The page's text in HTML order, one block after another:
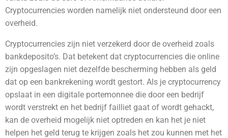
Cryptocurrencies worden namelijk niet ondersteund door een
overheid.
Cryptocurrencies zijn niet verzekerd door de overheid zoals
bankdeposito’s. Dat betekent dat cryptocurrencies die online
zijn opgeslagen niet dezelfde bescherming hebben als geld
dat op een bankrekening wordt gestort. Als je cryptocurrency
opslaat in een digitale portemonnee die door een bedrijf
wordt verstrekt en het bedrijf failliet gaat of wordt gehackt,
kan de overheid mogelijk niet optreden en kan het je niet
helpen het geld terug te krijgen zoals het zou kunnen met het